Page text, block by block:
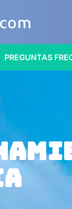
PREGUNTAS